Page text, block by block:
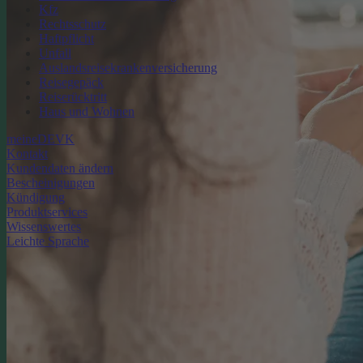
Kfz
Rechtsschutz
Haftpflicht
Unfall
Auslandsreisekrankenversicherung
Reisegepäck
Reiserücktritt
Haus und Wohnen
meineDEVK
Kontakt
Kundendaten ändern
Bescheinigungen
Kündigung
Produktservices
Wissenswertes
Leichte Sprache